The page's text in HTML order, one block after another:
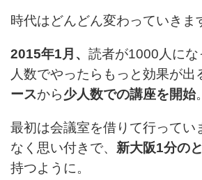
時代はどんどん変わっていきま
2015年1月、 読者が1000人に
人数でやったらもっと効果が出
ースから少人数での講座を開始。
最初は会議室を借りて行ってい
なく思い付きで、 新大阪1分の
持つように。